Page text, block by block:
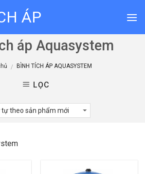
áp Aquasystem
/ BÌNH TÍCH ÁP AQUASYSTEM
LỌC